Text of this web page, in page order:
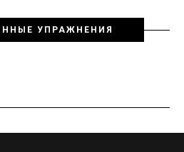
УПРАЖНЕНИЯ